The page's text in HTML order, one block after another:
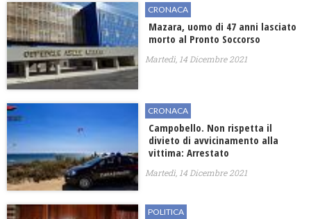
CRONACA
Mazara, uomo di 47 anni lasciato
morto al Pronto Soccorso
Martedì, 14 Dicembre 2021
CRONACA
Campobello. Non rispetta il
divieto di avvicinamento alla
vittima: Arrestato
Martedì, 14 Dicembre 2021
POLITICA